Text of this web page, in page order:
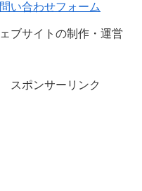
い合わせフォーム
サイトの制作・運営
スポンサーリンク